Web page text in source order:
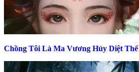
Chồng Tôi Là Ma Vương Hủy Diệt